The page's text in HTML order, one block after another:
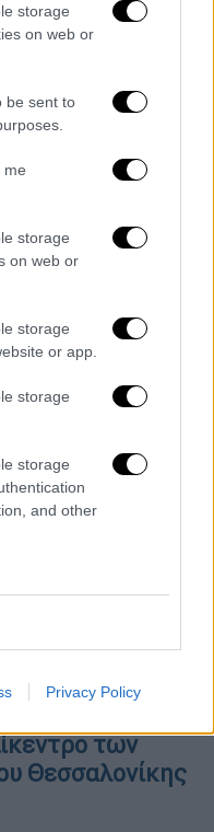
storage
on web or
be sent to
me
storage
on web or
storage
or app.
storage
storage
and other
Privacy Policy
06/08/2026
έναν
ένα κιλό
των
Θεσσαλονίκης